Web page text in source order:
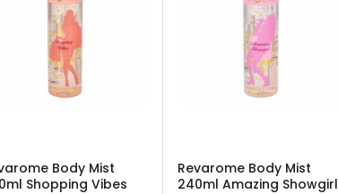
Body Mist
Shopping Vibes
Revarome Body Mist
240ml Amazing Showgirl